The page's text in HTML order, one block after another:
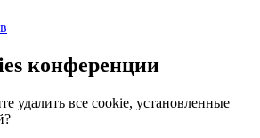
конференции
удалить все cookie, установленные